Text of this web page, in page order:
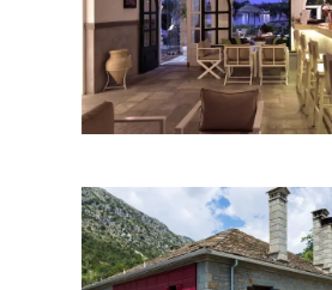
Ξενοδοχεία
Ξενοδοχεία